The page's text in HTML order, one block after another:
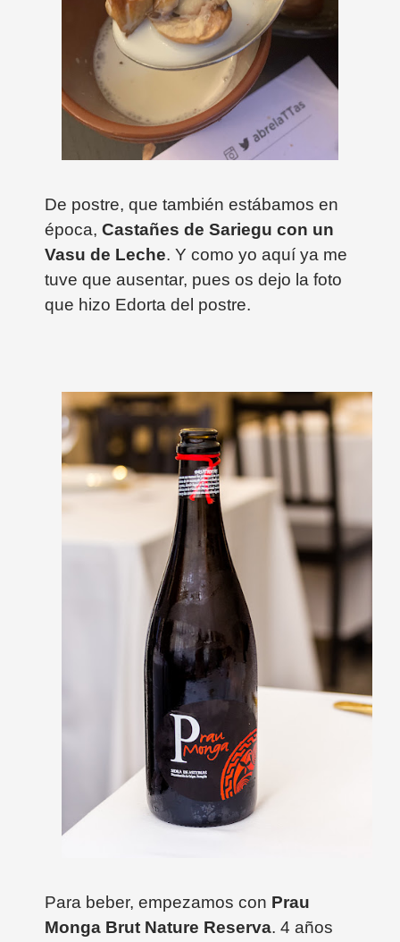
De postre, que también estábamos en
época, Castañes de Sariegu con un
Vasu de Leche. Y como yo aquí ya me
tuve que ausentar, pues os dejo la foto
que hizo Edorta del postre.
Para beber, empezamos con Prau
Monga Brut Nature Reserva. 4 años